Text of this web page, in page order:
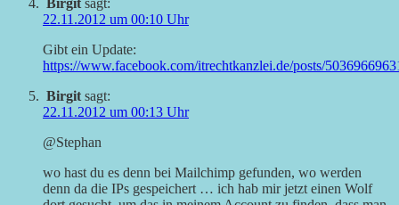
Birgit sagt:
22.11.2012 um 00:10 Uhr
Gibt ein Update:
https://www.facebook.com/itrechtkanzlei.de/posts/
Birgit sagt:
22.11.2012 um 00:13 Uhr
@Stephan
wo hast du es denn bei Mailchimp gefunden, wo werden
denn da die IPs gespeichert … ich hab mir jetzt einen Wolf